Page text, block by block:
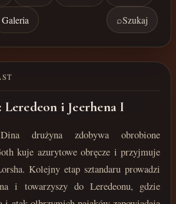
Galeria ⌕Szukaj
i Jeerhena I
drużyna zdobywa obrobione
kuje azurytowe obręcze i przyjmuje
Kolejny etap sztandaru prowadzi
i towarzyszy do Leredeonu, gdzie